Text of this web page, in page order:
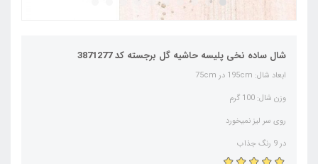
شال ساده نخی پلیسه حاشیه گل برجسته کد 3871277
ابعاد شال: 195cm در 75cm
وزن شال: 100 گرم
روی سر لیز نمیخورد
در 9 رنگ جذاب